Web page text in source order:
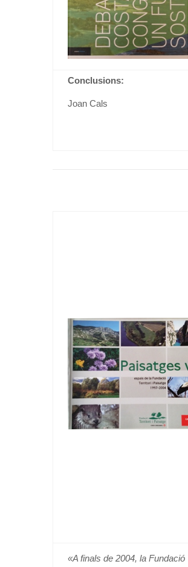
Conclusions:
Joan Cals
«A finals de 2004, la